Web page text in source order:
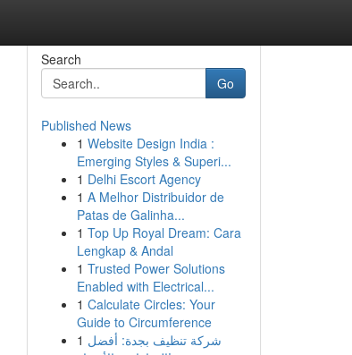
Search
Go
Published News
1 Website Design India :
Emerging Styles & Superi...
1 Delhi Escort Agency
1 A Melhor Distribuidor de
Patas de Galinha...
1 Top Up Royal Dream: Cara
Lengkap & Andal
1 Trusted Power Solutions
Enabled with Electrical...
1 Calculate Circles: Your
Guide to Circumference
1 شركة تنظيف بجدة: أفضل